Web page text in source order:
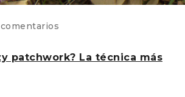
patchwork? La técnica más